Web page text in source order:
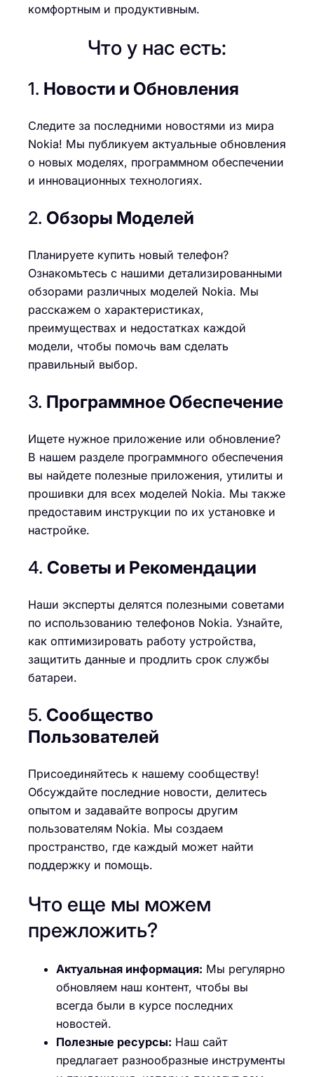
комфортным и продуктивным.
Что у нас есть:
1. Новости и Обновления
Следите за последними новостями из мира
Nokia! Мы публикуем актуальные обновления
о новых моделях, программном обеспечении
и инновационных технологиях.
2. Обзоры Моделей
Планируете купить новый телефон?
Ознакомьтесь с нашими детализированными
обзорами различных моделей Nokia. Мы
расскажем о характеристиках,
преимуществах и недостатках каждой
модели, чтобы помочь вам сделать
правильный выбор.
3. Программное Обеспечение
Ищете нужное приложение или обновление?
В нашем разделе программного обеспечения
вы найдете полезные приложения, утилиты и
прошивки для всех моделей Nokia. Мы также
предоставим инструкции по их установке и
настройке.
4. Советы и Рекомендации
Наши эксперты делятся полезными советами
по использованию телефонов Nokia. Узнайте,
как оптимизировать работу устройства,
защитить данные и продлить срок службы
батареи.
5. Сообщество
Пользователей
Присоединяйтесь к нашему сообществу!
Обсуждайте последние новости, делитесь
опытом и задавайте вопросы другим
пользователям Nokia. Мы создаем
пространство, где каждый может найти
поддержку и помощь.
Что еще мы можем
прежложить?
Актуальная информация: Мы регулярно
обновляем наш контент, чтобы вы
всегда были в курсе последних
новостей.
Полезные ресурсы: Наш сайт
предлагает разнообразные инструменты